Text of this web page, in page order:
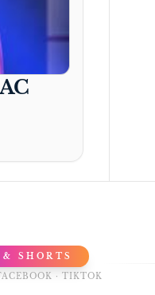
SHORTS
· TIKTOK